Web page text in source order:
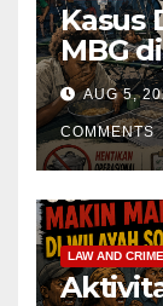
Kasus
MBG
Aktivis
AUG 5,
COMMENTS
LAW AND CRIME